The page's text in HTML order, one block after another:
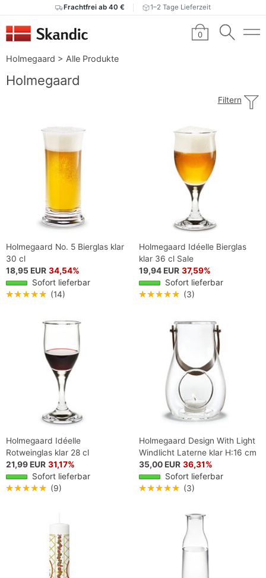
Frachtfrei ab 40 € 1–2 Tage Lieferzeit
0
Holmegaard > Alle Produkte
Holmegaard
Filtern
Holmegaard No. 5 Bierglas klar
30 cl
18,95 EUR 34,54%
Sofort lieferbar
★★★★★ (14)
Holmegaard Idéelle Bierglas
klar 36 cl Sale
19,94 EUR 37,59%
Sofort lieferbar
★★★★★ (3)
Holmegaard Idéelle
Rotweinglas klar 28 cl
21,99 EUR 31,17%
Sofort lieferbar
★★★★★ (9)
Holmegaard Design With Light
Windlicht Laterne klar H:16 cm
35,00 EUR 36,31%
Sofort lieferbar
★★★★★ (3)